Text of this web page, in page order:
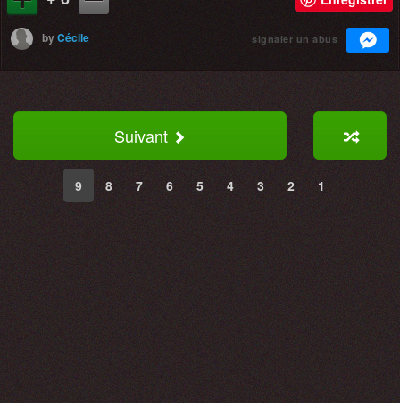
byCécile signaler un abus
Suivant
9 8 7 6 5 4 3 2 1